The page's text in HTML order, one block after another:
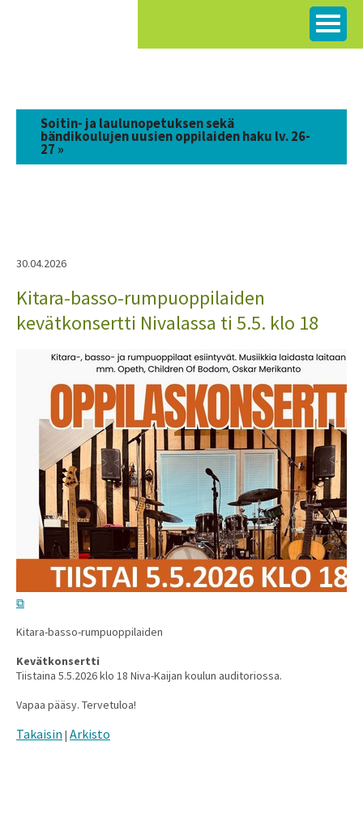
Soitin- ja laulunopetuksen sekä
bändikoulujen uusien oppilaiden haku lv. 26-
27 »
30.04.2026
Kitara-basso-rumpuoppilaiden
kevätkonsertti Nivalassa ti 5.5. klo 18
Kitara-basso-rumpuoppilaiden
Kevätkonsertti
Tiistaina 5.5.2026 klo 18 Niva-Kaijan koulun auditoriossa.
Vapaa pääsy. Tervetuloa!
Takaisin | Arkisto